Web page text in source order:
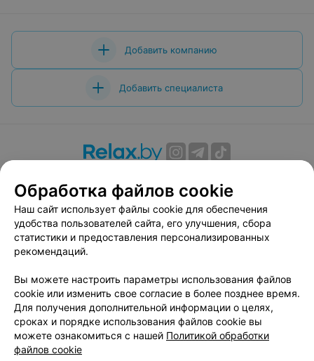
Добавить компанию
Добавить специалиста
Вакансии
Публичный договор
Способы оплаты
Публичный договор по использованию сервиса
«Афиша»
Пользовательское соглашение
Связаться по вопросам сотрудничества
Написать руководителю relax.by
Персональные настройки cookie
Обработка персональных данных
Обработка файлов cookie
Наш сайт использует файлы cookie для обеспечения
удобства пользователей сайта, его улучшения, сбора
статистики и предоставления персонализированных
рекомендаций.
Вы можете настроить параметры использования файлов
cookie или изменить свое согласие в более позднее время.
Для получения дополнительной информации о целях,
сроках и порядке использования файлов cookie вы
можете ознакомиться с нашей Политикой обработки
файлов cookie